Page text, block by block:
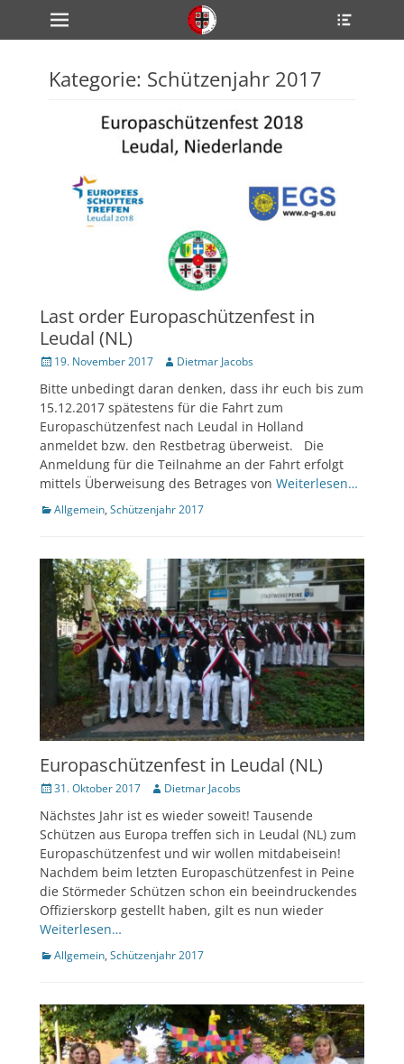
zum
Inhalt
Primärmenü
Kategorie: Schützenjahr 2017
Last order Europaschützenfest in
Leudal (NL)
Veröffentlicht
19. November 2017 Author
Dietmar Jacobs
Bitte unbedingt daran denken, dass ihr euch bis zum
15.12.2017 spätestens für die Fahrt zum
Europaschützenfest nach Leudal in Holland
anmeldet bzw. den Restbetrag überweist. Die
Anmeldung für die Teilnahme an der Fahrt erfolgt
mittels Überweisung des Betrages von Weiterlesen…
Kategorien
Allgemein, Schützenjahr 2017
Europaschützenfest in Leudal (NL)
Veröffentlicht
31. Oktober 2017 Author
Dietmar Jacobs
Nächstes Jahr ist es wieder soweit! Tausende
Schützen aus Europa treffen sich in Leudal (NL) zum
Europaschützenfest und wir wollen mitdabeisein!
Nachdem beim letzten Europaschützenfest in Peine
die Störmeder Schützen schon ein beeindruckendes
Offizierskorp gestellt haben, gilt es nun wieder
Weiterlesen…
Kategorien
Allgemein, Schützenjahr 2017